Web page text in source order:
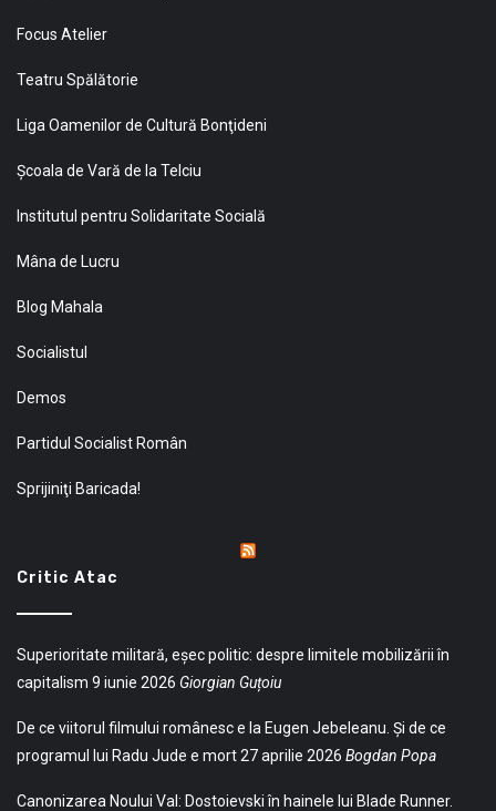
Focus Atelier
Teatru Spălătorie
Liga Oamenilor de Cultură Bonţideni
Şcoala de Vară de la Telciu
Institutul pentru Solidaritate Socială
Mâna de Lucru
Blog Mahala
Socialistul
Demos
Partidul Socialist Român
Sprijiniţi Baricada!
Critic Atac
Superioritate militară, eșec politic: despre limitele mobilizării în
capitalism 9 iunie 2026 Giorgian Guțoiu
De ce viitorul filmului românesc e la Eugen Jebeleanu. Și de ce
programul lui Radu Jude e mort27 aprilie 2026 Bogdan Popa
Canonizarea Noului Val: Dostoievski în hainele lui Blade Runner.